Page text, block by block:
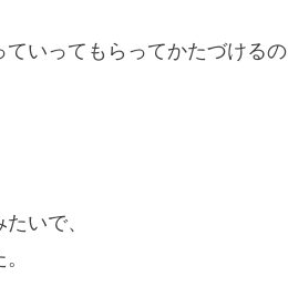
いってもらってかたづけるの
いで、